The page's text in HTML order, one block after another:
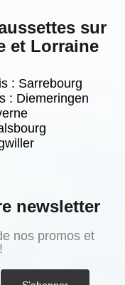
sur
et Lorraine
: Sarrebourg
: Diemeringen
newsletter
nos promos et